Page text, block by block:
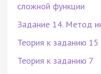
сложной функции
Задание 14. Метод
Теория к заданию 15
Теория к заданию 7